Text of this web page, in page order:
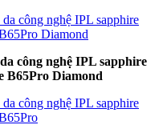
công nghệ IPL sapphire
B65Pro Diamond